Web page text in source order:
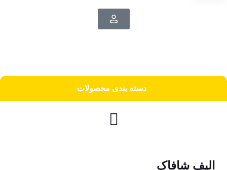
دسته‌ بندی محصولات
الیف شافاک